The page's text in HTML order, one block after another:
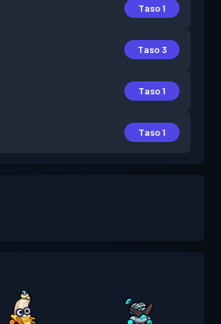
Taso 1
Taso 3
Taso 1
Taso 1